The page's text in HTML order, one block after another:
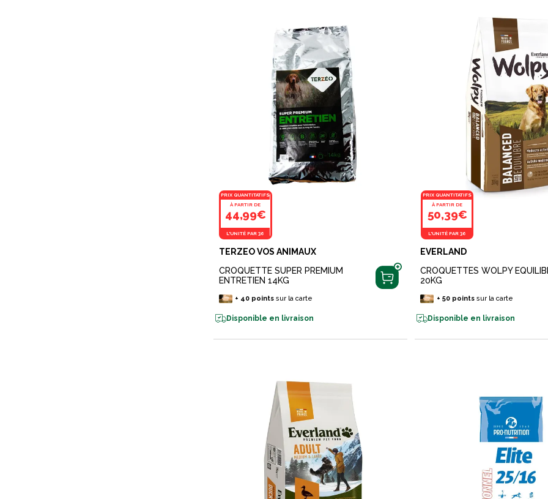
PRIX QUANTITATIFS
À PARTIR DE
44,99€
L'UNITÉ PAR 36
TERZEO VOS ANIMAUX
CROQUETTE SUPER PREMIUM
ENTRETIEN 14KG
+ 40 points sur la carte
Disponible en livraison
PRIX QUANTITATIFS
À PARTIR DE
50,39€
L'UNITÉ PAR 36
EVERLAND
CROQUETTES WOLPY
20KG
+ 50pointssur la carte
Disponible en livraison